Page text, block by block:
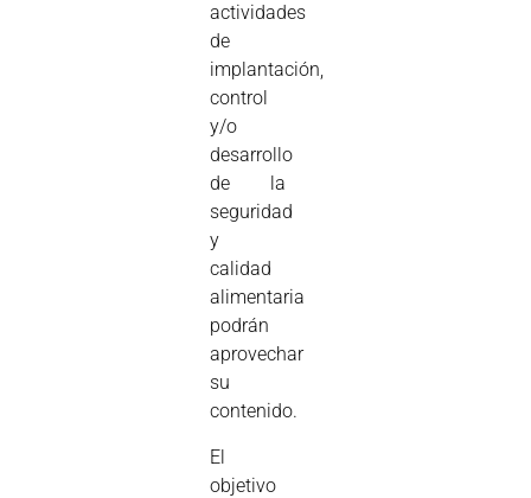
actividades
de
implantación,
control
y/o
desarrollo
de la
seguridad
y
calidad
alimentaria
podrán
aprovechar
su
contenido.
El
objetivo